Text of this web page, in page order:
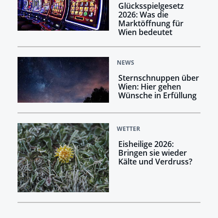
Glücksspielgesetz
2026: Was die
Marktöffnung für
Wien bedeutet
NEWS
Sternschnuppen über
Wien: Hier gehen
Wünsche in Erfüllung
WETTER
Eisheilige 2026:
Bringen sie wieder
Kälte und Verdruss?